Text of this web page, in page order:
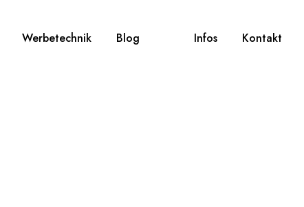
Werbetechnik Blog Infos Kontakt